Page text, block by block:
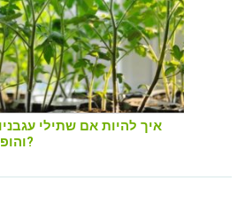
איך להיות אם שתילי
והופכים לצהובים?